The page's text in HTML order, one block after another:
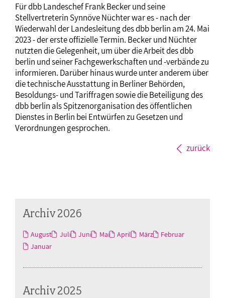
Für dbb Landeschef Frank Becker und seine
Stellvertreterin Synnöve Nüchter war es - nach der
Wiederwahl der Landesleitung des dbb berlin am 24. Mai
2023 - der erste offizielle Termin. Becker und Nüchter
nutzten die Gelegenheit, um über die Arbeit des dbb
berlin und seiner Fachgewerkschaften und -verbände zu
informieren. Darüber hinaus wurde unter anderem über
die technische Ausstattung in Berliner Behörden,
Besoldungs- und Tariffragen sowie die Beteiligung des
dbb berlin als Spitzenorganisation des öffentlichen
Dienstes in Berlin bei Entwürfen zu Gesetzen und
Verordnungen gesprochen.
zurück
Archiv 2026
August Juli Juni Mai April März
Februar
Januar
Archiv 2025